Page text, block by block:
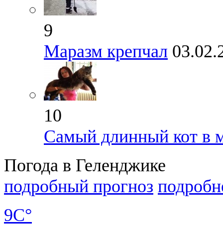
9
Маразм крепчал
10
Самый длинный кот в
Погода в Геленджике
подробный прогноз
9C°